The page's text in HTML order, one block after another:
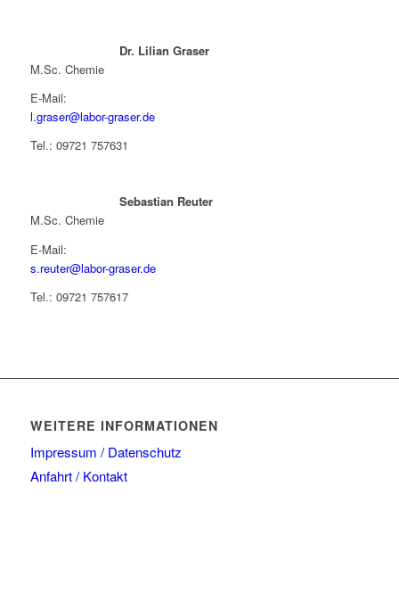
Dr. Lilian Graser
M.Sc. Chemie
E-Mail:
l.graser@labor-graser.de
Tel.: 09721 757631
Sebastian Reuter
M.Sc. Chemie
E-Mail:
s.reuter@labor-graser.de
Tel.: 09721 757617
WEITERE INFORMATIONEN
Impressum / Datenschutz
Anfahrt / Kontakt